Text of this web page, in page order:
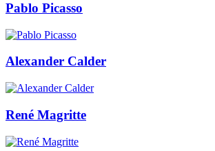
Pablo Picasso
Alexander Calder
René Magritte